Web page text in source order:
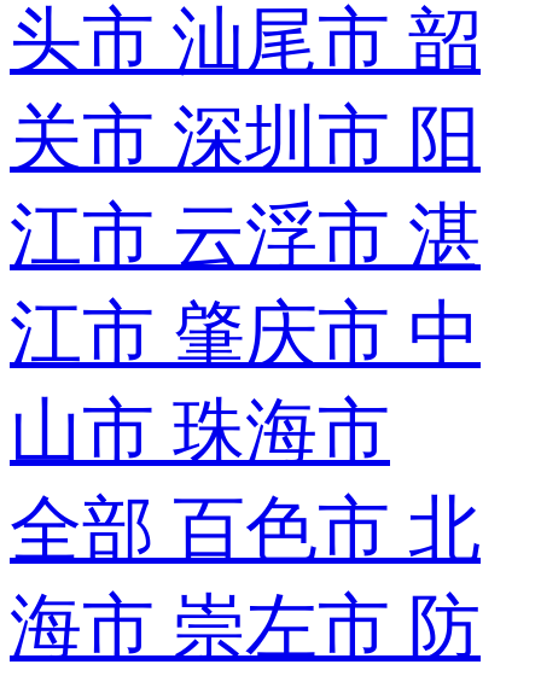
头市 汕尾市 韶
关市 深圳市 阳
江市 云浮市 湛
江市 肇庆市 中
山市 珠海市
全部 百色市 北
海市 崇左市 防